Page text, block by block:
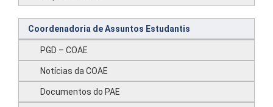
Coordenadoria de Assuntos Estudantis
PGD – COAE
Notícias da COAE
Documentos do PAE